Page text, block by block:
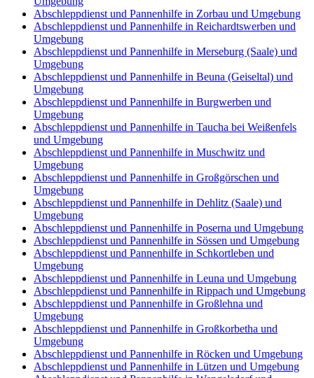
Abschleppdienst und Pannenhilfe in Zorbau und Umgebung
Abschleppdienst und Pannenhilfe in Reichardtswerben und
Umgebung
Abschleppdienst und Pannenhilfe in Merseburg (Saale) und
Umgebung
Abschleppdienst und Pannenhilfe in Beuna (Geiseltal) und
Umgebung
Abschleppdienst und Pannenhilfe in Burgwerben und
Umgebung
Abschleppdienst und Pannenhilfe in Taucha bei Weißenfels
und Umgebung
Abschleppdienst und Pannenhilfe in Muschwitz und
Umgebung
Abschleppdienst und Pannenhilfe in Großgörschen und
Umgebung
Abschleppdienst und Pannenhilfe in Dehlitz (Saale) und
Umgebung
Abschleppdienst und Pannenhilfe in Poserna und Umgebung
Abschleppdienst und Pannenhilfe in Sössen und Umgebung
Abschleppdienst und Pannenhilfe in Schkortleben und
Umgebung
Abschleppdienst und Pannenhilfe in Leuna und Umgebung
Abschleppdienst und Pannenhilfe in Rippach und Umgebung
Abschleppdienst und Pannenhilfe in Großlehna und
Umgebung
Abschleppdienst und Pannenhilfe in Großkorbetha und
Umgebung
Abschleppdienst und Pannenhilfe in Röcken und Umgebung
Abschleppdienst und Pannenhilfe in Lützen und Umgebung